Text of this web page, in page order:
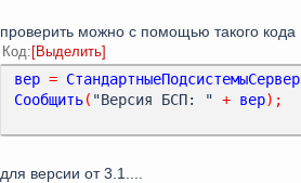
проверить можно с помощью такого кода
Код Выделить
вер = СтандартныеПодсистемыСервер
Сообщить( "Версия БСП: " + вер);
для версии от 3.1....